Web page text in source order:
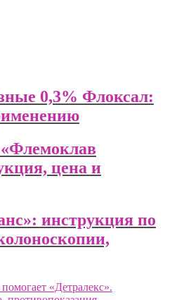
0,3% Флоксал:
цена и
инструкция по
«Детралекс».